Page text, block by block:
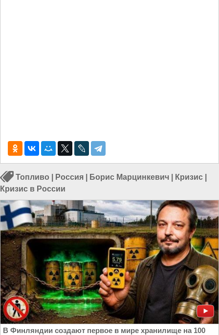
Топливо Россия Борис Марцинкевич Кризис
Кризис в России
В Финляндии создают первое в мире хранилище на 100